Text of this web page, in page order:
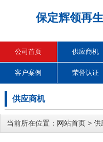
保定辉领再
公司首页 供应商机
客户案例 荣誉认证
供应商机
当前所在位置： 网站首页 > 供